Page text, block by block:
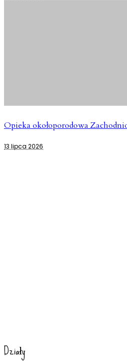
Opieka okołoporodowa
13 lipca 2026
Działy